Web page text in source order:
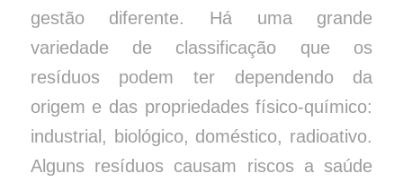
gestão diferente. Há uma grande
variedade de classificação que os
resíduos podem ter dependendo da
origem e das propriedades físico-químico:
industrial, biológico, doméstico, radioativo.
Alguns resíduos causam riscos a saúde